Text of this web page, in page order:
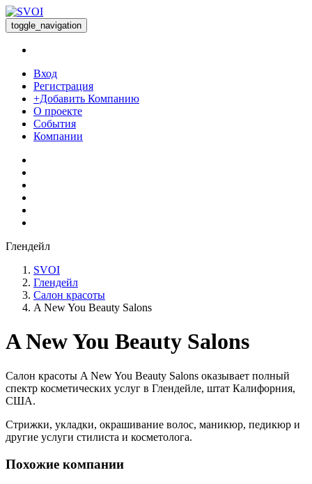
toggle_navigation
Вход
Регистрация
+Добавить Компанию
О проекте
События
Компании
Глендейл
SVOI
Глендейл
Салон красоты
A New You Beauty Salons
A New You Beauty Salons
Салон красоты A New You Beauty Salons оказывает полный
спектр косметических услуг в Глендейле, штат Калифорния,
США.
Стрижки, укладки, окрашивание волос, маникюр, педикюр и
другие услуги стилиста и косметолога.
Похожие компании